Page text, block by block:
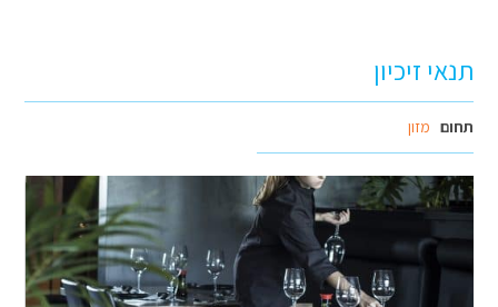
תנאי זיכיון
תחום מזון